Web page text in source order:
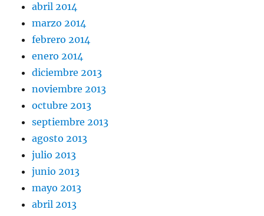
abril 2014
marzo 2014
febrero 2014
enero 2014
diciembre 2013
noviembre 2013
octubre 2013
septiembre 2013
agosto 2013
julio 2013
junio 2013
mayo 2013
abril 2013